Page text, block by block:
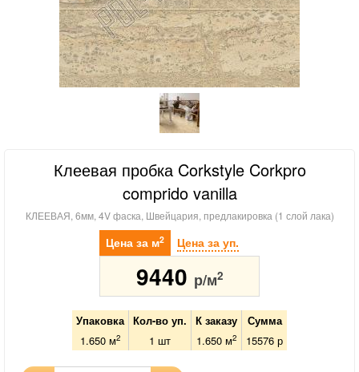
Клеевая пробка Corkstyle Corkpro
comprido vanilla
КЛЕЕВАЯ, 6мм, 4V фаска, Швейцария, предлакировка (1 слой лака)
Цена за м2 Цена за уп.
9440 р/м2
Упаковка Кол-во уп. К заказу
Сумма
1.650 м2 1 шт 1.650 м2 15576 р